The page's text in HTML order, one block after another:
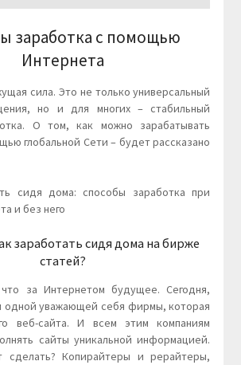
заработка с помощью
Интернета
сила. Это не только универсальный
но и для многих – стабильный
О том, как можно зарабатывать
глобальной Сети – будет рассказано
заработать сидя дома на бирже
статей?
за Интернетом будущее. Сегодня,
одной уважающей себя фирмы, которая
веб-сайта. И всем этим компаниям
сайты уникальной информацией.
сделать? Копирайтеры и рерайтеры,